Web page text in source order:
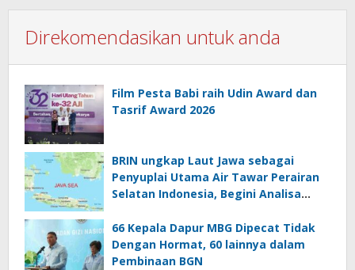
Direkomendasikan untuk anda
Film Pesta Babi raih Udin Award dan
Tasrif Award 2026
BRIN ungkap Laut Jawa sebagai
Penyuplai Utama Air Tawar Perairan
Selatan Indonesia, Begini Analisa
66 Kepala Dapur MBG Dipecat Tidak
Dengan Hormat, 60 lainnya dalam
Pembinaan BGN